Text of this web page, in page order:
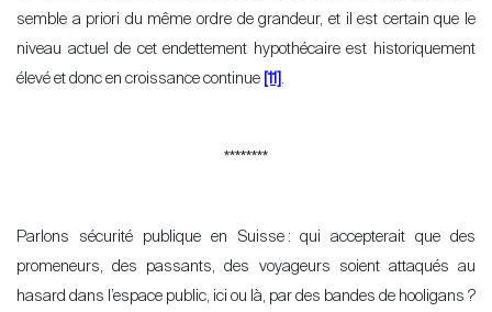
semble a priori du même ordre de grandeur, et il est certain que le
niveau actuel de cet endettement hypothécaire est historiquement
élevé et donc en croissance continue [11] .
********
Parlons sécurité publique en Suisse : qui accepterait que des
promeneurs, des passants, des voyageurs soient attaqués au
hasard dans l’espace public, ici ou là, par des bandes de hooligans ?